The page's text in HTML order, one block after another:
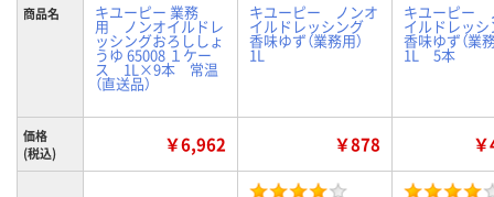
商品名 キユーピー 業務
用 ノンオイルドレ
ッシングおろししょ
うゆ 65008 １ケー
ス 1L×9本 常温
（直送品）
キユーピー ノンオ
イルドレッシング
香味ゆず（業務用）
1L
キユーピー
イルドレッ
香味ゆず（業
1L 5本
価格
(税込)
￥6,962 ￥878